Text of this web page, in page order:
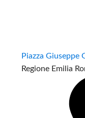
Piazza
Regione Emilia